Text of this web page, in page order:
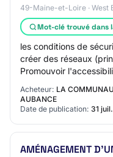
49-Maine-et-Loire · West
Mot-clé trouvé dans
les conditions de
créer des réseaux
Promouvoir
publics pour tous les
Acheteur: LA
AUBANCE
Date de publication: 31
AMÉNAGEMENT